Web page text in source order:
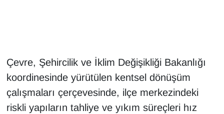
Çevre, Şehircilik ve İklim Değişikliği Bakanlığı
koordinesinde yürütülen kentsel dönüşüm
çalışmaları çerçevesinde, ilçe merkezindeki
riskli yapıların tahliye ve yıkım süreçleri hız
İngilizce
Kadın